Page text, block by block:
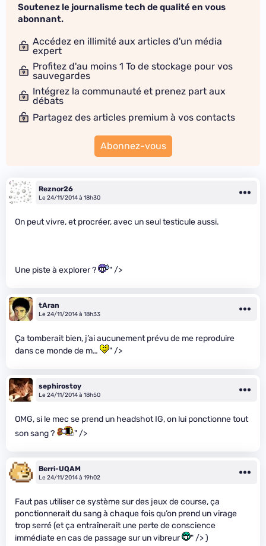
Soutenez le journalisme tech de qualité en vous
abonnant.
Accédez en illimité aux articles d'un média
expert
Profitez d'au moins 1 To de stockage pour vos
sauvegardes
Intégrez la communauté et prenez part aux
débats
Partagez des articles premium à vos contacts
Abonnez-vous
Reznor26
Le 24/11/2014 à 18h30
On peut vivre, et procréer, avec un seul testicule aussi.
Une piste à explorer ? " />
tAran
Le 24/11/2014 à 18h33
Ça tomberait bien, j’ai aucunement prévu de me reproduire
dans ce monde de m…
" />
sephirostoy
Le 24/11/2014 à 18h50
OMG, si le mec se prend un headshot IG, on lui ponctionne tout
son sang ?
" />
Berri-UQAM
Le 24/11/2014 à 19h02
Faut pas utiliser ce système sur des jeux de course, ça
ponctionnerait du sang à chaque fois qu’on prend un virage
trop serré (et ça entraînerait une perte de conscience
immédiate en cas de passage sur un vibreur
" /> )